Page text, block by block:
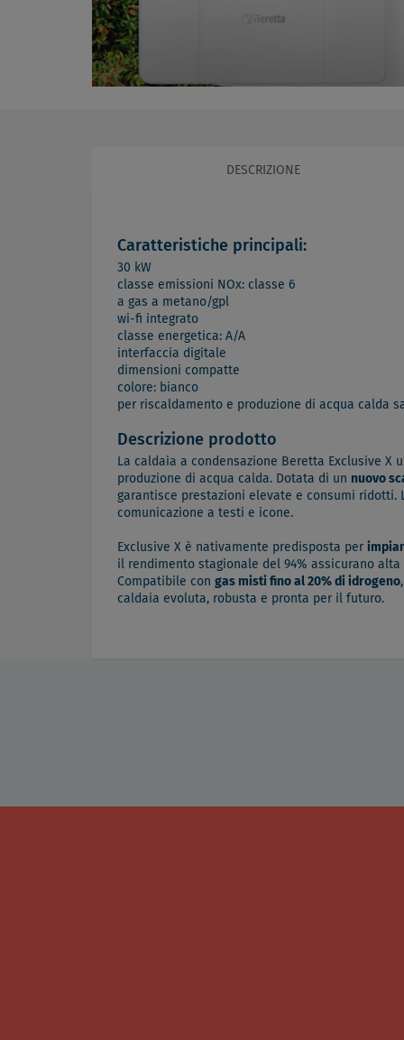
DESCRIZIONE
Caratteristiche principali:
30 kW
classe emissioni NOx: classe 6
a gas a metano/gpl
wi-fi integrato
classe energetica: A/A
interfaccia digitale
dimensioni compatte
colore: bianco
per riscaldamento e produzione di acqua calda
Descrizione prodotto
La caldaia a condensazione Beretta Exclusive
produzione di acqua calda. Dotata di un nuovo
garantisce prestazioni elevate e consumi ridotti.
comunicazione a testi e icone.
Exclusive X è nativamente predisposta per
il rendimento stagionale del 94% assicurano
Compatibile con gas misti fino al 20% di idrogeno
caldaia evoluta, robusta e pronta per il futuro.